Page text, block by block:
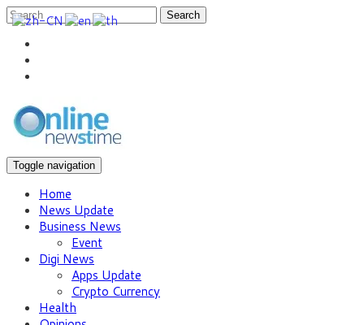
Search
Toggle navigation
Home
News Update
Business News
Event
Digi News
Apps Update
Crypto Currency
Health